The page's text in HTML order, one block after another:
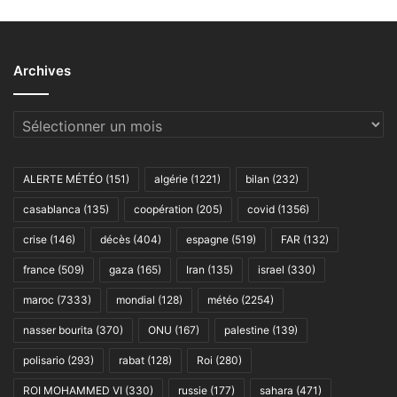
Archives
Archives
ALERTE MÉTÉO (151) algérie (1221) bilan (232)
casablanca (135) coopération (205) covid (1356)
crise (146) décès (404) espagne (519) FAR (132)
france (509) gaza (165) Iran (135) israel (330)
maroc (7333) mondial (128) météo (2254)
nasser bourita (370) ONU (167) palestine (139)
polisario (293) rabat (128) Roi (280)
ROI MOHAMMED VI (330) russie (177) sahara (471)